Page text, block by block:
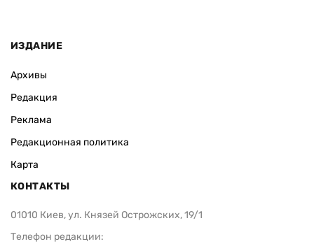
ИЗДАНИЕ
Архивы
Редакция
Реклама
Редакционная политика
Карта
КОНТАКТЫ
01010 Киев, ул. Князей Острожских, 19/1
Телефон редакции: